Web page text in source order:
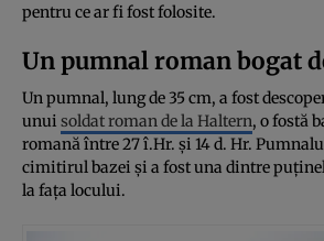
pentru ce ar fi fost folosite.
Un pumnal roman bogat
Un pumnal, lung de 35 cm, a fost
unui soldat roman de la Haltern, o fostă
romană între 27 î.Hr. și 14 d. Hr.
cimitirul bazei și a fost una dintre
la fața locului.